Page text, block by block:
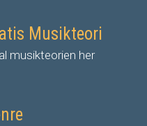
Musikteori
musikteorien her